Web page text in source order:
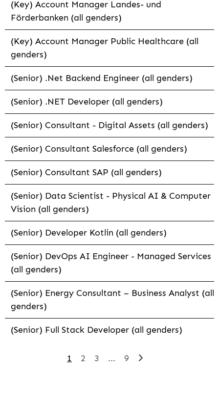
(Key) Account Manager Landes- und
Förderbanken (all genders)
(Key) Account Manager Public Healthcare (all
genders)
(Senior) .Net Backend Engineer (all genders)
(Senior) .NET Developer (all genders)
(Senior) Consultant - Digital Assets (all genders)
(Senior) Consultant Salesforce (all genders)
(Senior) Consultant SAP (all genders)
(Senior) Data Scientist - Physical AI & Computer
Vision (all genders)
(Senior) Developer Kotlin (all genders)
(Senior) DevOps AI Engineer - Managed Services
(all genders)
(Senior) Energy Consultant – Business Analyst (all
genders)
(Senior) Full Stack Developer (all genders)
1 2 3 ... 9